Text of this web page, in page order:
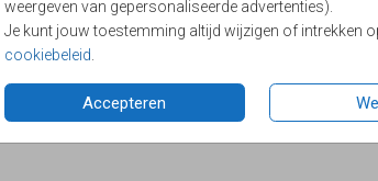
weergeven van gepersonaliseerde advertenties).
Je kunt jouw toestemming altijd wijzigen of intrekken
cookiebeleid
Accepteren